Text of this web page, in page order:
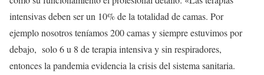
intensivas deben ser un 10% de la totalidad de camas. Por
ejemplo nosotros teníamos 200 camas y siempre estuvimos por
debajo, solo 6 u 8 de terapia intensiva y sin respiradores,
entonces la pandemia evidencia la crisis del sistema sanitaria.